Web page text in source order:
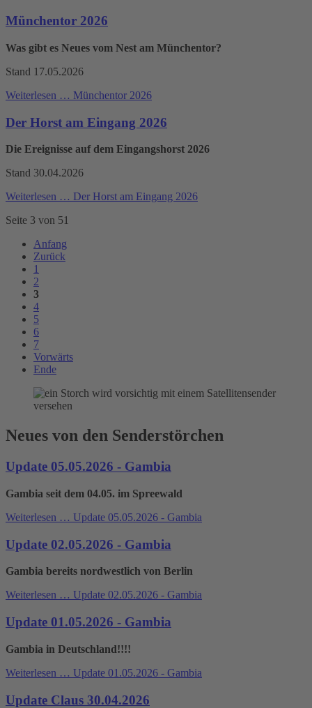
Münchentor 2026
Was gibt es Neues vom Nest am Münchentor?
Stand 17.05.2026
Weiterlesen … Münchentor 2026
Der Horst am Eingang 2026
Die Ereignisse auf dem Eingangshorst 2026
Stand 30.04.2026
Weiterlesen … Der Horst am Eingang 2026
Seite 3 von 51
Anfang
Zurück
1
2
3
4
5
6
7
Vorwärts
Ende
Neues von den Senderstörchen
Update 05.05.2026 - Gambia
Gambia seit dem 04.05. im Spreewald
Weiterlesen … Update 05.05.2026 - Gambia
Update 02.05.2026 - Gambia
Gambia bereits nordwestlich von Berlin
Weiterlesen … Update 02.05.2026 - Gambia
Update 01.05.2026 - Gambia
Gambia in Deutschland!!!!
Weiterlesen … Update 01.05.2026 - Gambia
Update Claus 30.04.2026